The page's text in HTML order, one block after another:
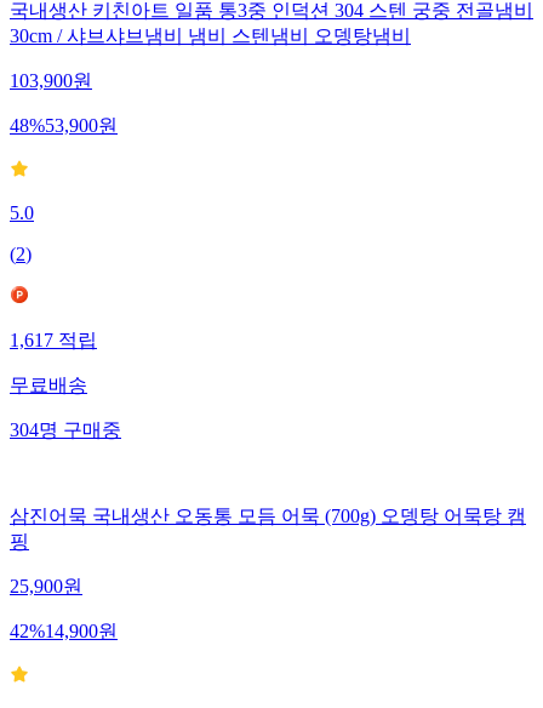
국내생산 키친아트 일품 통3중 인덕션 304 스텐 궁중 전골냄비
30cm / 샤브샤브냄비 냄비 스텐냄비 오뎅탕냄비
103,900원
48%53,900원
5.0
(2)
1,617적립
무료배송
304명구매중
삼진어묵 국내생산 오동통 모듬 어묵 (700g) 오뎅탕 어묵탕 캠
핑
25,900원
42%14,900원